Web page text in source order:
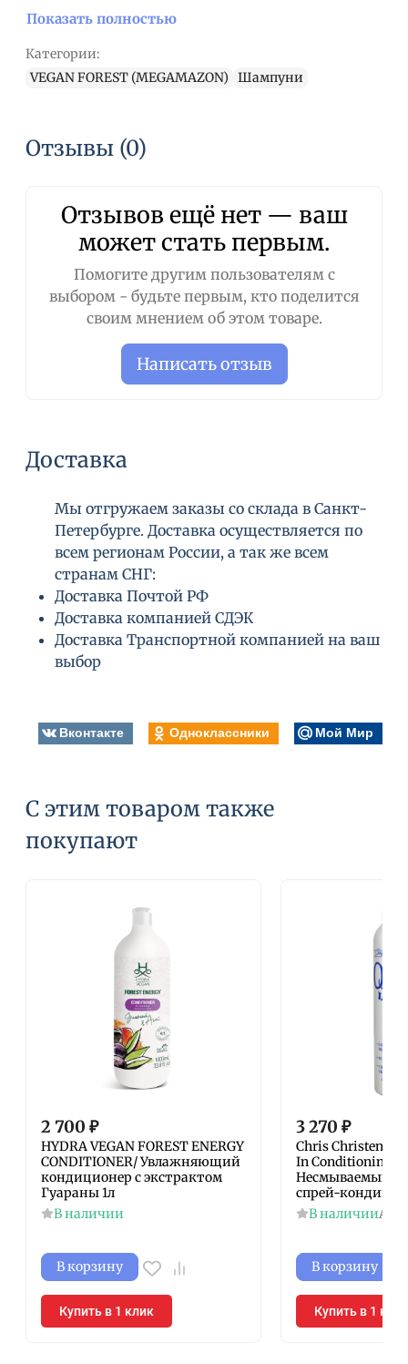
образования однородный пены. Смойте и
необходимость. Разведите кондиционер
HYDRA VEGAN FOREST ENERGY CONDITIONER в
всей длине волос, после этого тщательно
смойте и высушите животное как обычно.
HYDRA VEGAN FOREST ENERGY COLOGNE на
Показать полностью
Категории:
VEGAN FOREST (MEGAMAZON)
Шампуни
Отзывы (0)
Отзывов ещё нет — ваш
может стать первым.
Помогите другим пользователям с
выбором - будьте первым, кто поделится
своим мнением об этом товаре.
Написать отзыв
Доставка
Мы отгружаем заказы со склада в Санкт-
Петербурге. Доставка осуществляется по
всем регионам России, а так же всем
странам СНГ:
Доставка Почтой РФ
Доставка компанией СДЭК
Доставка Транспортной компанией на ваш
выбор
Вконтакте Одноклассники Мой Мир
С этим товаром также
покупают
2 700 ₽
HYDRA VEGAN FOREST ENERGY
CONDITIONER/ Увлажняющий
кондиционер с экстрактом
Гуараны 1л
В наличии
В корзину
Купить в 1 клик
3 270 ₽
Chris Christensen
In Conditioning
Несмываемый
спрей-
В наличии
В корзину
Купить в 1 клик